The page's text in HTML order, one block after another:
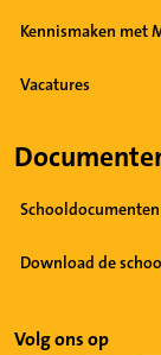
Kennismaken met
Vacatures
Schooldocumenten
Download de
Volg ons op